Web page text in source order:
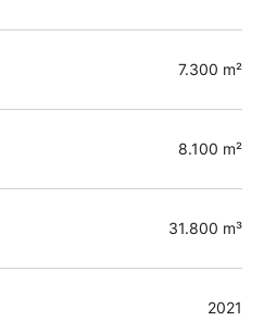
7.300 m²
8.100 m²
31.800 m³
2021